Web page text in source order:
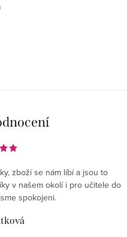
zboží se nám líbí a jsou to
v našem okolí i pro učitele do
spokojeni.